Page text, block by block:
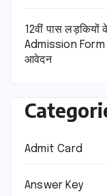
12वीं पास
Admission Form
आवेदन
Admit Card
Answer Key